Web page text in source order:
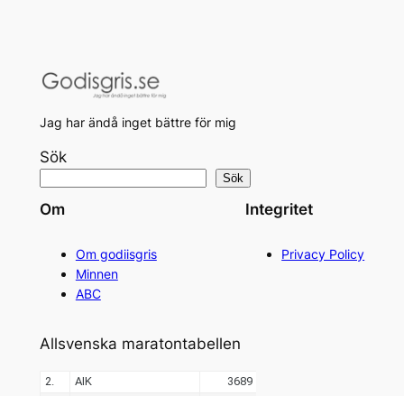
Jag har ändå inget bättre för mig
Sök
Sök
Om
Om godiisgris
Minnen
ABC
Integritet
Privacy Policy
Allsvenska maratontabellen